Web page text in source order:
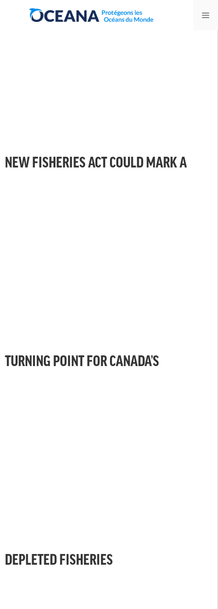
NEW FISHERIES ACT COULD MARK A
TURNING POINT FOR CANADA’S
DEPLETED FISHERIES